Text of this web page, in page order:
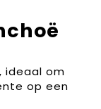
ideaal om
op een